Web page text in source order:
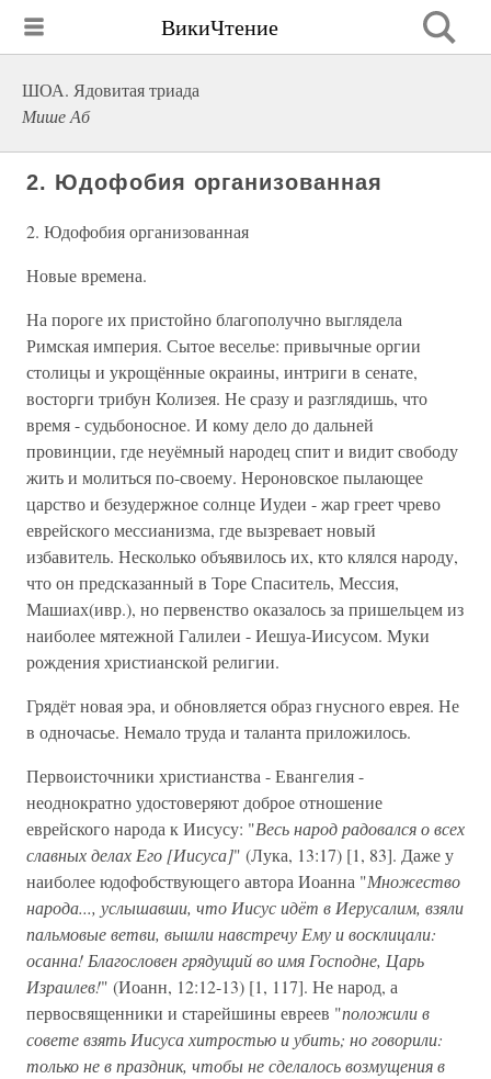
ВикиЧтение
ШОА. Ядовитая триада
Мише Аб
2. Юдофобия организованная
2. Юдофобия организованная
Новые времена.
На пороге их пристойно благополучно выглядела
Римская империя. Сытое веселье: привычные оргии
столицы и укрощённые окраины, интриги в сенате,
восторги трибун Колизея. Не сразу и разглядишь, что
время - судьбоносное. И кому дело до дальней
провинции, где неуёмный народец спит и видит свободу
жить и молиться по-своему. Нероновское пылающее
царство и безудержное солнце Иудеи - жар греет чрево
еврейского мессианизма, где вызревает новый
избавитель. Несколько объявилось их, кто клялся народу,
что он предсказанный в Торе Спаситель, Мессия,
Машиах(ивр.), но первенство оказалось за пришельцем из
наиболее мятежной Галилеи - Иешуа-Иисусом. Муки
рождения христианской религии.
Грядёт новая эра, и обновляется образ гнусного еврея. Не
в одночасье. Немало труда и таланта приложилось.
Первоисточники христианства - Евангелия -
неоднократно удостоверяют доброе отношение
еврейского народа к Иисусу: "Весь народ радовался о всех
славных делах Его [Иисуса]" (Лука, 13:17) [1, 83]. Даже у
наиболее юдофобствующего автора Иоанна "Множество
народа..., услышавши, что Иисус идёт в Иерусалим, взяли
пальмовые ветви, вышли навстречу Ему и восклицали:
осанна! Благословен грядущий во имя Господне, Царь
Израилев!" (Иоанн, 12:12-13) [1, 117]. Не народ, а
первосвященники и старейшины евреев "положили в
совете взять Иисуса хитростью и убить; но говорили:
только не в праздник, чтобы не сделалось возмущения в